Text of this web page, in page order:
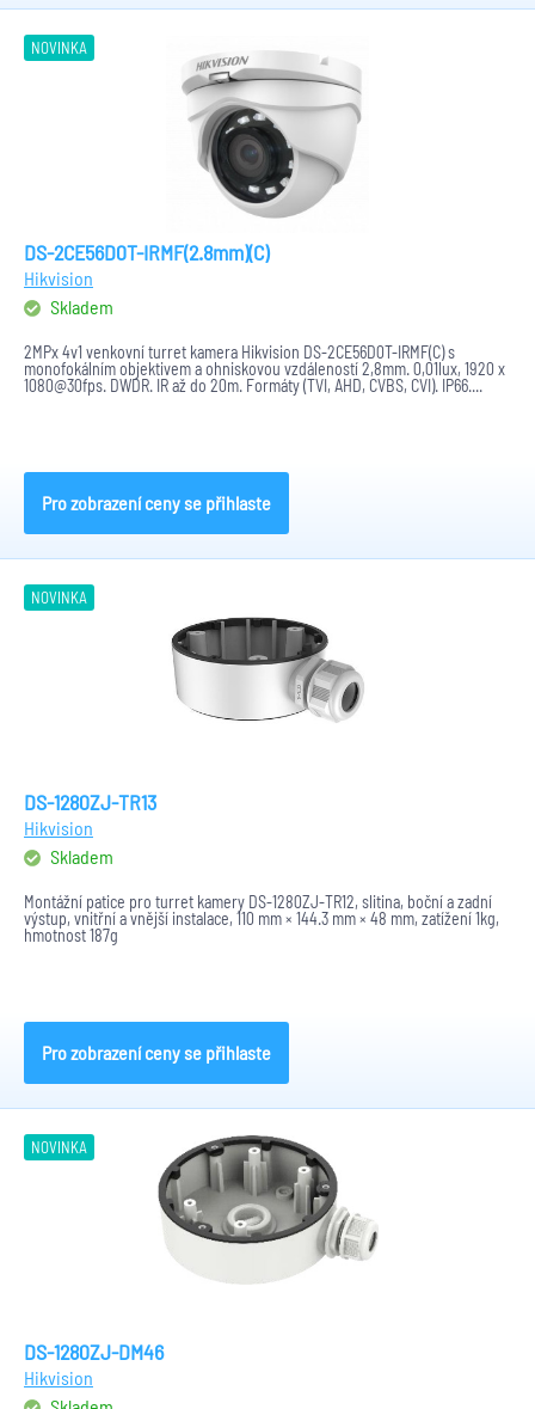
NOVINKA
DS-2CE56D0T-IRMF(2.8mm)(C)
Hikvision
Skladem
2MPx 4v1 venkovní turret kamera Hikvision DS-2CE56D0T-IRMF(C) s
monofokálním objektivem a ohniskovou vzdáleností 2,8mm. 0,01lux, 1920 x
1080@30fps. DWDR. IR až do 20m. Formáty (TVI, AHD, CVBS, CVI). IP66....
Pro zobrazení ceny se přihlaste
NOVINKA
DS-1280ZJ-TR13
Hikvision
Skladem
Montážní patice pro turret kamery DS-1280ZJ-TR12, slitina, boční a zadní
výstup, vnitřní a vnější instalace, 110 mm × 144.3 mm × 48 mm, zatížení 1kg,
hmotnost 187g
Pro zobrazení ceny se přihlaste
NOVINKA
DS-1280ZJ-DM46
Hikvision